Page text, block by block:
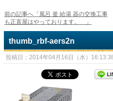
前の記事へ「風呂 釜 給湯 器の交換工事
も正直屋はやっております。 」
thumb_rbf-aers2n
投稿日：2014年04月16日（水）